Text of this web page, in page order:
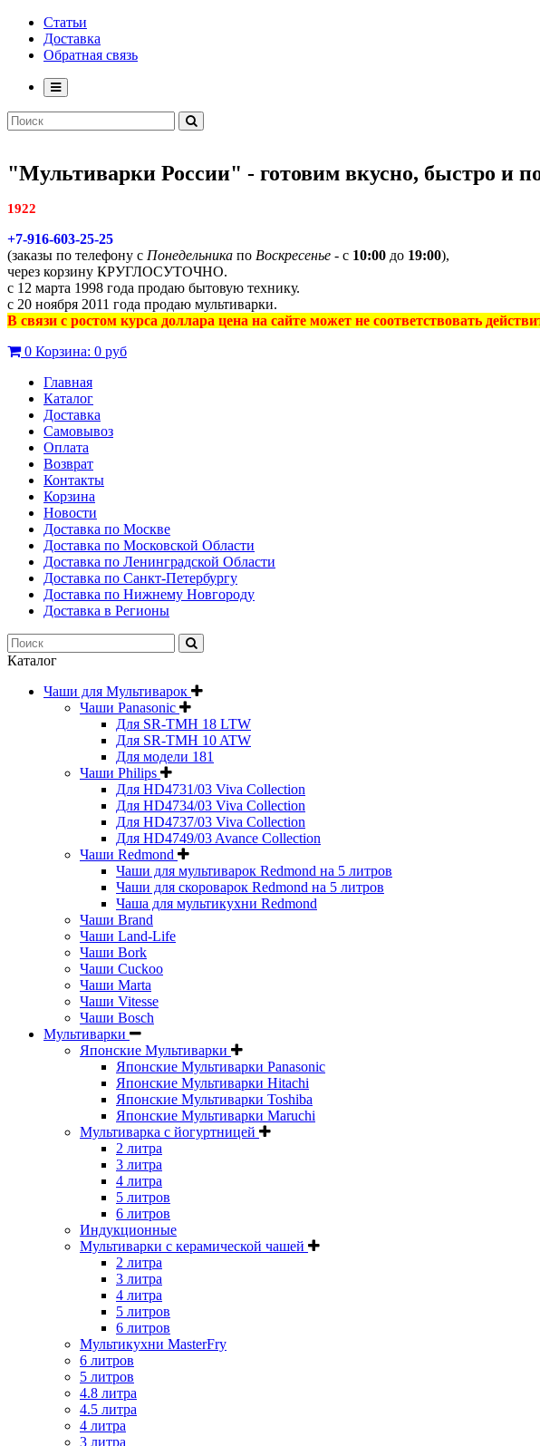
Статьи
Доставка
Обратная связь
"Мультиварки России" - готовим вкусно, быстро и
1922
+7-916-603-25-25
(заказы по телефону с Понедельника по Воскресенье - с 10:00 до 19:00),
через корзину КРУГЛОСУТОЧНО.
с 12 марта 1998 года продаю бытовую технику.
с 20 ноября 2011 года продаю мультиварки.
В связи с ростом курса доллара цена на сайте может не соответствовать
0 Корзина: 0 руб
Главная
Каталог
Доставка
Самовывоз
Оплата
Возврат
Контакты
Корзина
Новости
Доставка по Москве
Доставка по Московской Области
Доставка по Ленинградской Области
Доставка по Санкт-Петербургу
Доставка по Нижнему Новгороду
Доставка в Регионы
Каталог
Чаши для Мультиварок
Чаши Panasonic
Для SR-TMH 18 LTW
Для SR-TMH 10 ATW
Для модели 181
Чаши Philips
Для HD4731/03 Viva Collection
Для HD4734/03 Viva Collection
Для HD4737/03 Viva Collection
Для HD4749/03 Avance Collection
Чаши Redmond
Чаши для мультиварок Redmond на 5 литров
Чаши для скороварок Redmond на 5 литров
Чаша для мультикухни Redmond
Чаши Brand
Чаши Land-Life
Чаши Bork
Чаши Cuckoo
Чаши Marta
Чаши Vitesse
Чаши Bosch
Мультиварки
Японские Мультиварки
Японские Мультиварки Panasonic
Японские Мультиварки Hitachi
Японские Мультиварки Toshiba
Японские Мультиварки Maruchi
Мультиварка с йогуртницей
2 литра
3 литра
4 литра
5 литров
6 литров
Индукционные
Мультиварки с керамической чашей
2 литра
3 литра
4 литра
5 литров
6 литров
Мультикухни MasterFry
6 литров
5 литров
4.8 литра
4.5 литра
4 литра
3 литра